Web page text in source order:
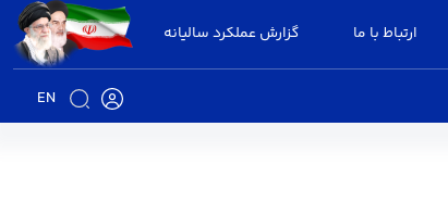
ارتباط با ما گزارش عملکرد سالیانه
EN